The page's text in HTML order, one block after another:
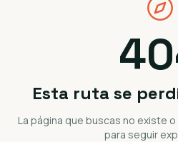
Esta ruta se
La página que buscas no existe
para seguir